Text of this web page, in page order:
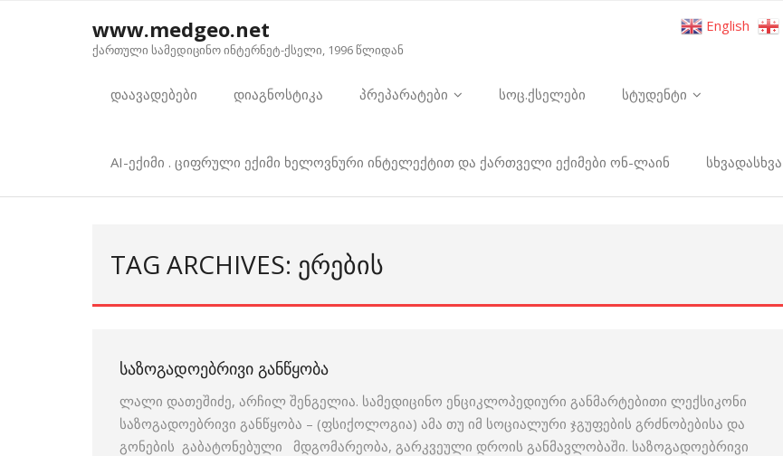
www.medgeo.net
ქართული სამედიცინო ინტერნეტ-ქსელი, 1996 წლიდან
დაავადებები დიაგნოსტიკა პრეპარატები სოც.ქსელები სტუდენტი
AI-ექიმი . ციფრული ექიმი ხელოვნური ინტელექტით და ქართველი ექიმები ონ-ლაინ სხვადასხვა
TAG ARCHIVES: ᲔᲠᲔᲑᲘᲡ
ᲡᲐᲖᲝᲒᲐᲓᲝᲔᲑᲠᲘᲕᲘ ᲒᲐᲜᲬᲧᲝᲑᲐ
ლალი დათეშიძე, არჩილ შენგელია. სამედიცინო ენციკლოპედიური განმარტებითი ლექსიკონი
საზოგადოებრივი განწყობა – (ფსიქოლოგია) ამა თუ იმ სოციალური ჯგუფების გრძნობებისა და
გონების გაბატონებული მდგომარეობა, გარკვეული დროის განმავლობაში. საზოგადოებრივი
English